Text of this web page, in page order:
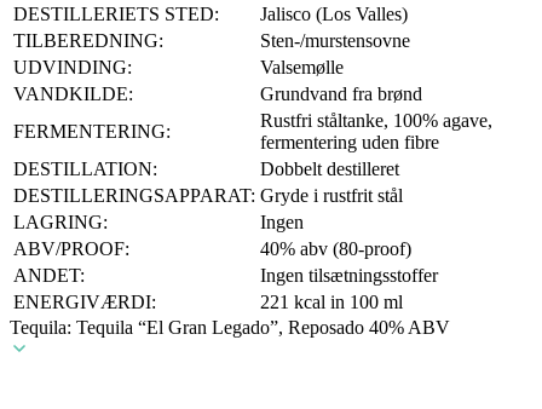
DESTILLERIETS STED:
Jalisco (Los Valles)
TILBEREDNING:
Sten-/murstensovne
UDVINDING:
Valsemølle
VANDKILDE:
Grundvand fra brønd
FERMENTERING:
Rustfri ståltanke, 100% agave,
fermentering uden fibre
DESTILLATION:
Dobbelt destilleret
DESTILLERINGSAPPARAT: Gryde i rustfrit stål
LAGRING:
Ingen
ABV/PROOF:
40% abv (80-proof)
ANDET:
Ingen tilsætningsstoffer
ENERGIVÆRDI:
221 kcal in 100 ml
Tequila: Tequila “El Gran Legado”, Reposado 40% ABV